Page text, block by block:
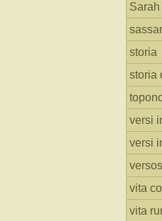
storia
storia
versi
versi
vita
vita